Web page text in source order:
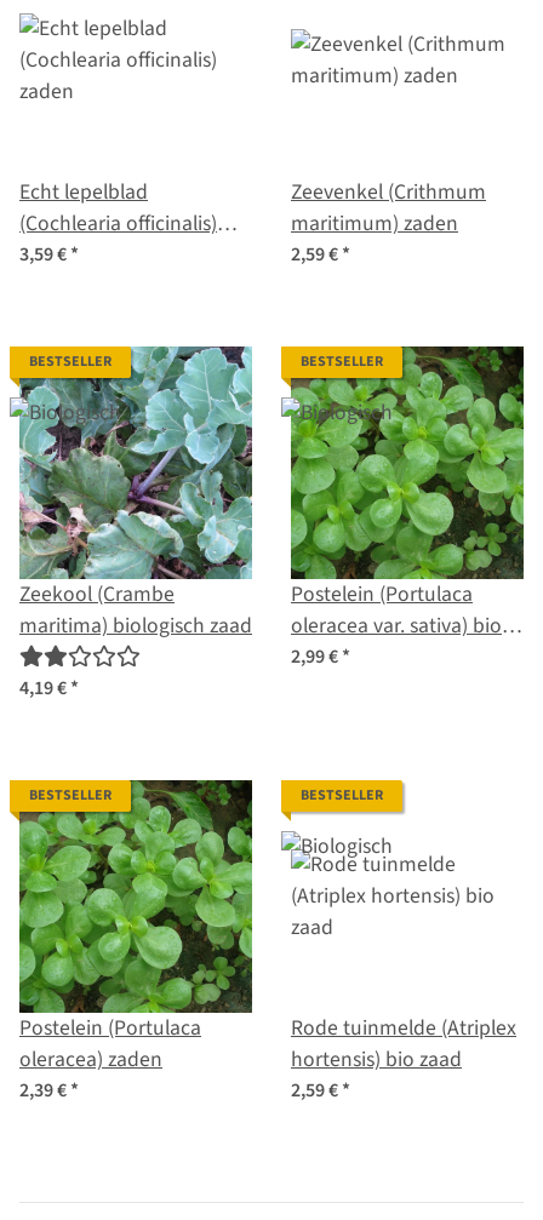
Echt lepelblad
(Cochlearia officinalis)
zaden
3,59 €*
Zeevenkel (Crithmum
maritimum) zaden
2,59 €*
BESTSELLER
Zeekool (Crambe
maritima) biologisch zaad
4,19 €*
BESTSELLER
Postelein (Portulaca
oleracea var. sativa) bio
zaad
2,99 €*
BESTSELLER
Postelein (Portulaca
oleracea) zaden
2,39 €*
BESTSELLER
Rode tuinmelde (Atriplex
hortensis) bio zaad
2,59 €*